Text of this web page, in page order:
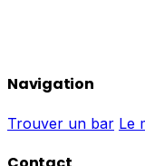
Navigation
Trouver un bar Le